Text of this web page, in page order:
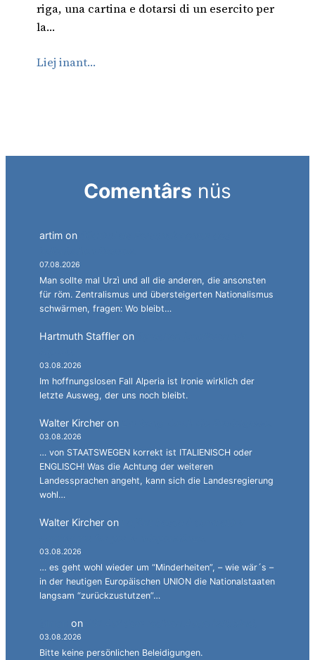
riga, una cartina e dotarsi di un esercito per
la…
Liej inant…
Comentârs nüs
artim on
07.08.2026
Man sollte mal Urzì und all die anderen, die ansonsten
für röm. Zentralismus und übersteigerten Nationalismus
schwärmen, fragen: Wo bleibt…
Hartmuth Staffler on
03.08.2026
Im hoffnungslosen Fall Alperia ist Ironie wirklich der
letzte Ausweg, der uns noch bleibt.
Walter Kircher on
03.08.2026
… von STAATSWEGEN korrekt ist ITALIENISCH oder
ENGLISCH! Was die Achtung der weiteren
Landessprachen angeht, kann sich die Landesregierung
wohl…
Walter Kircher on
03.08.2026
… es geht wohl wieder um “Minderheiten”, – wie wär´s –
in der heutigen Europäischen UNION die Nationalstaaten
langsam “zurückzustutzen”…
on
03.08.2026
Bitte keine persönlichen Beleidigungen.